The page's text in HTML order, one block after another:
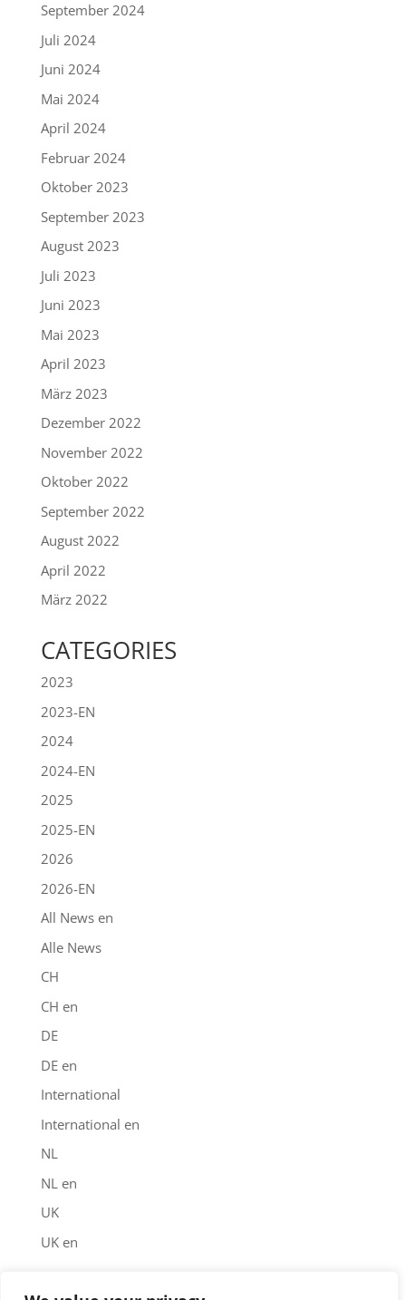
September 2024
Juli 2024
Juni 2024
Mai 2024
April 2024
Februar 2024
Oktober 2023
September 2023
August 2023
Juli 2023
Juni 2023
Mai 2023
April 2023
März 2023
Dezember 2022
November 2022
Oktober 2022
September 2022
August 2022
April 2022
März 2022
CATEGORIES
2023
2023-EN
2024
2024-EN
2025
2025-EN
2026
2026-EN
All News en
Alle News
CH
CH en
DE
DE en
International
International en
NL
NL en
UK
UK en